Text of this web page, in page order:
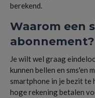
berekend.
Waarom een
abonnement?
Je wilt wel graag
kunnen bellen en sms'en
smartphone in je bezit te
hoge rekening betalen